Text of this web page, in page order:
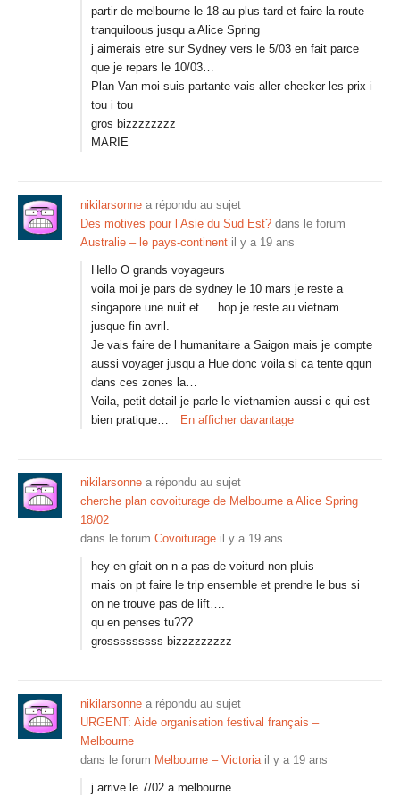
partir de melbourne le 18 au plus tard et faire la route
tranquiloous jusqu a Alice Spring
j aimerais etre sur Sydney vers le 5/03 en fait parce
que je repars le 10/03…
Plan Van moi suis partante vais aller checker les prix i
tou i tou
gros bizzzzzzzz
MARIE
nikilarsonne a répondu au sujet
Des motives pour l’Asie du Sud Est? dans le forum
Australie – le pays-continent il y a 19 ans
Hello O grands voyageurs
voila moi je pars de sydney le 10 mars je reste a
singapore une nuit et … hop je reste au vietnam
jusque fin avril.
Je vais faire de l humanitaire a Saigon mais je compte
aussi voyager jusqu a Hue donc voila si ca tente qqun
dans ces zones la…
Voila, petit detail je parle le vietnamien aussi c qui est
bien pratique…
En afficher davantage
nikilarsonne a répondu au sujet
cherche plan covoiturage de Melbourne a Alice Spring
18/02
dans le forum Covoiturage il y a 19 ans
hey en gfait on n a pas de voiturd non pluis
mais on pt faire le trip ensemble et prendre le bus si
on ne trouve pas de lift….
qu en penses tu???
grosssssssss bizzzzzzzzz
nikilarsonne a répondu au sujet
URGENT: Aide organisation festival français –
Melbourne
dans le forum Melbourne – Victoria il y a 19 ans
j arrive le 7/02 a melbourne